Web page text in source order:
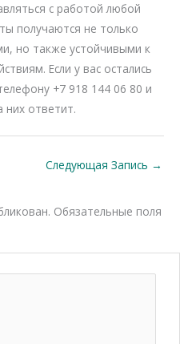
с работой любой
получаются не только
но также устойчивыми к
Если у вас остались
+7 918 144 06 80 и
них ответит.
Следующая Запись →
Обязательные поля